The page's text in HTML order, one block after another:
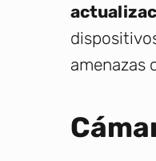
amenazas